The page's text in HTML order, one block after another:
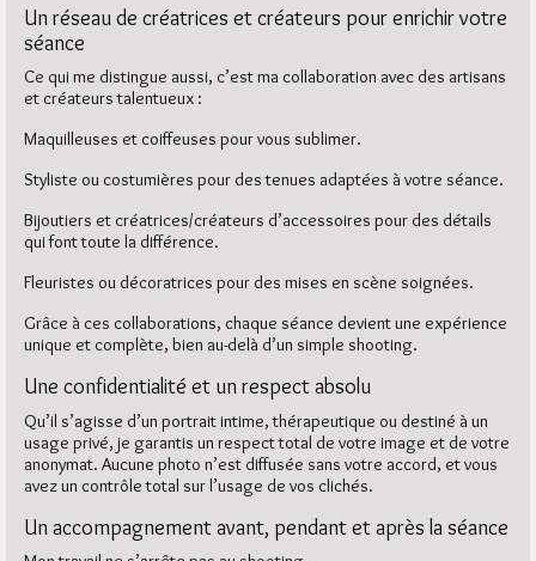
Un réseau de créatrices et créateurs pour enrichir votre
séance
Ce qui me distingue aussi, c’est ma collaboration avec des artisans
et créateurs talentueux :
Maquilleuses et coiffeuses pour vous sublimer.
Styliste ou costumières pour des tenues adaptées à votre séance.
Bijoutiers et créatrices/créateurs d’accessoires pour des détails
qui font toute la différence.
Fleuristes ou décoratrices pour des mises en scène soignées.
Grâce à ces collaborations, chaque séance devient une expérience
unique et complète, bien au-delà d’un simple shooting.
Une confidentialité et un respect absolu
Qu’il s’agisse d’un portrait intime, thérapeutique ou destiné à un
usage privé, je garantis un respect total de votre image et de votre
anonymat. Aucune photo n’est diffusée sans votre accord, et vous
avez un contrôle total sur l’usage de vos clichés.
Un accompagnement avant, pendant et après la séance